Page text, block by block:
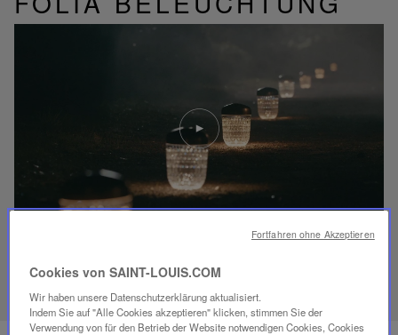
ENTDECKEN SIE UNSER SAVOIR-FAIRE
Video
abspielen
YouTube-
Video,
Folia
Mini-
Portable-
Cookies von SAINT-LOUIS.COM
Wir haben unsere Datenschutzerklärung aktualisiert.
Indem Sie auf "Alle Cookies akzeptieren" klicken, stimmen Sie der
Verwendung von für den Betrieb der Website notwendigen Cookies, Cookies
Fortfahren ohne Akzeptieren